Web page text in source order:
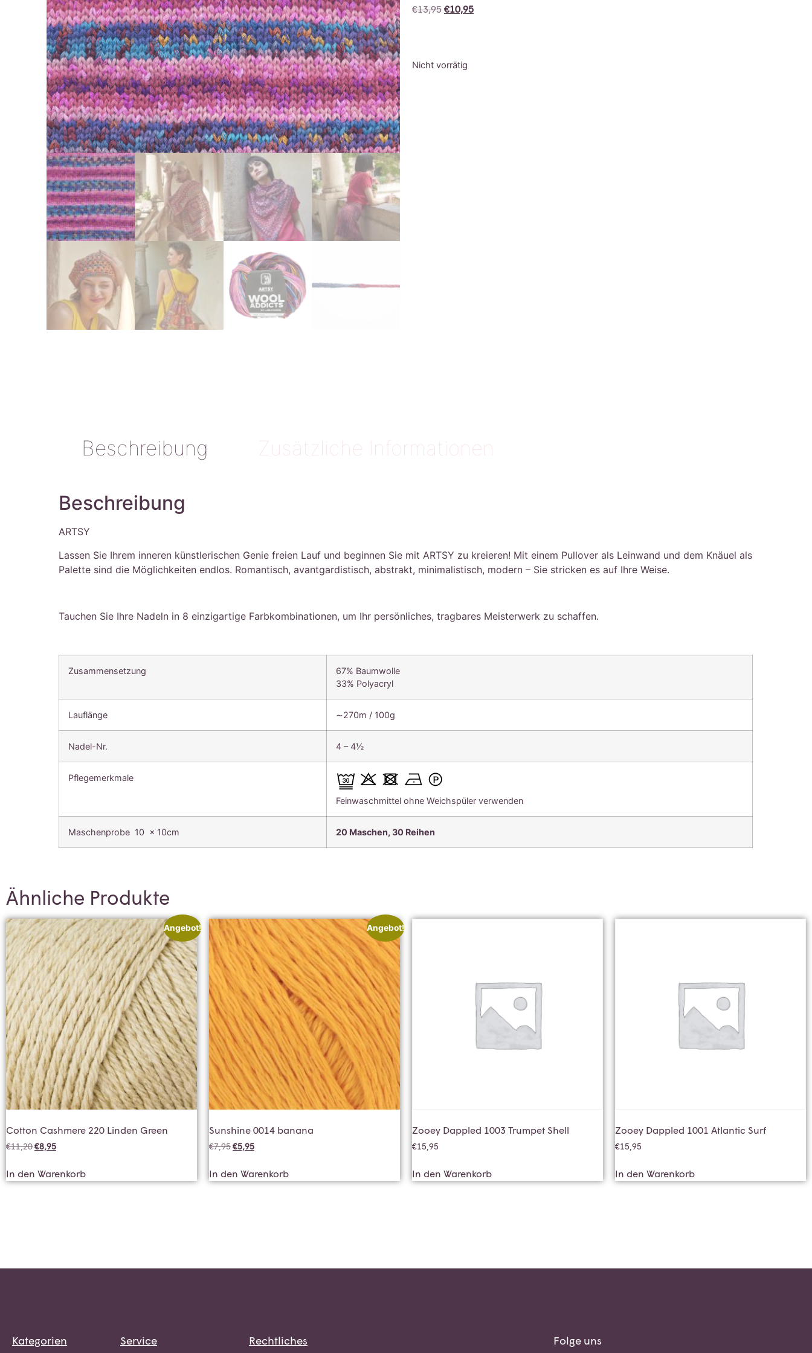
€13,95 €10,95
Nicht vorrätig
Beschreibung Zusätzliche Informationen
Beschreibung
ARTSY
Lassen Sie Ihrem inneren künstlerischen Genie freien Lauf und beginnen Sie mit ARTSY zu kreieren! Mit einem Pullover als Leinwand und dem Knäuel als
Palette sind die Möglichkeiten endlos. Romantisch, avantgardistisch, abstrakt, minimalistisch, modern – Sie stricken es auf Ihre Weise.
Tauchen Sie Ihre Nadeln in 8 einzigartige Farbkombinationen, um Ihr persönliches, tragbares Meisterwerk zu schaffen.
Zusammensetzung
67% Baumwolle
33% Polyacryl
Lauflänge ∼270m / 100g
Nadel-Nr. 4 – 4½
Pflegemerkmale
Feinwaschmittel ohne Weichspüler verwenden
Maschenprobe 10 x 10cm 20 Maschen, 30 Reihen
Ähnliche Produkte
Angebot!
Cotton Cashmere 220 Linden Green
€11,20€8,95
In den Warenkorb
Angebot!
Sunshine 0014 banana
€7,95€5,95
In den Warenkorb
Zooey Dappled 1003 Trumpet Shell
€15,95
In den Warenkorb
Zooey Dappled 1001 Atlantic Surf
€15,95
In den Warenkorb
Kategorien Service Rechtliches Folge uns